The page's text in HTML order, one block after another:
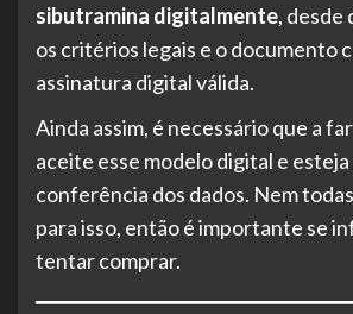
sibutramina digitalmente, desde
os critérios legais e o documento
assinatura digital válida.
Ainda assim, é necessário que a
aceite esse modelo digital e
conferência dos dados. Nem
para isso, então é importante se
tentar comprar.